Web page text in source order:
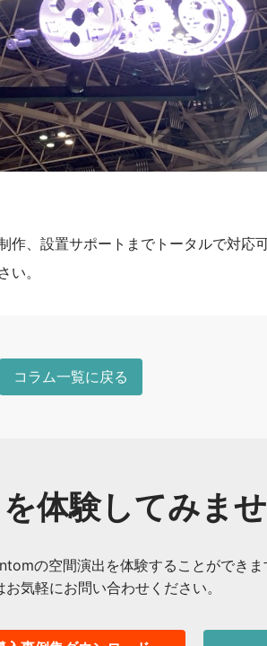
作、設置サポートまでトータルで対応
い。
コラム一覧に戻る
体験してみま
の空間演出を体験することができま
お気軽にお問い合わせください。